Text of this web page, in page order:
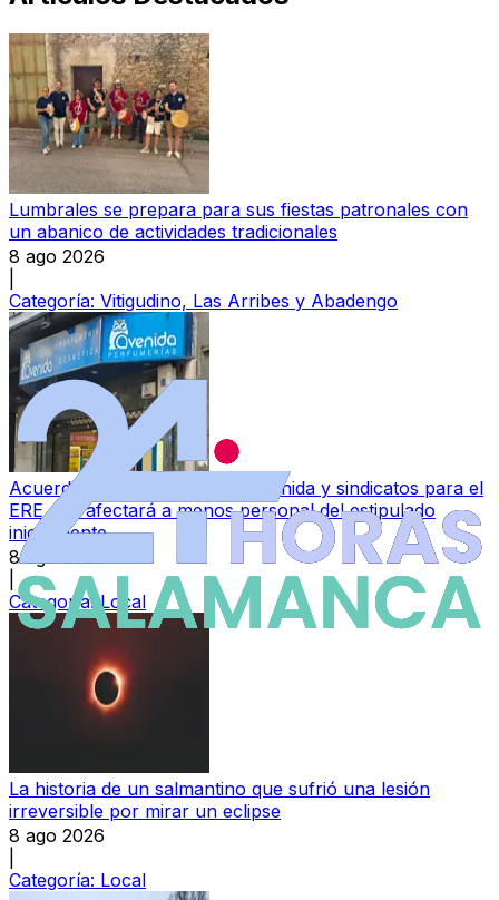
Lumbrales se prepara para sus fiestas patronales con
un abanico de actividades tradicionales
8 ago 2026
Categoría: Vitigudino, Las Arribes y Abadengo
Acuerdo entre Perfumerías Avenida y sindicatos para el
ERE que afectará a menos personal del estipulado
inicialmente
8 ago 2026
Categoría:Local
La historia de un salmantino que sufrió una lesión
irreversible por mirar un eclipse
8 ago 2026
Categoría: Local